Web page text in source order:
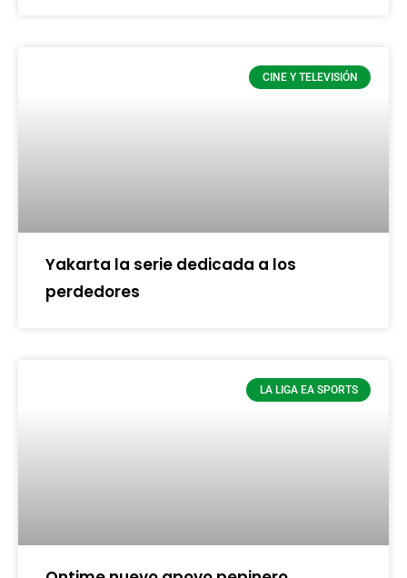
CINE Y TELEVISIÓN
Yakarta la serie dedicada a los
perdedores
LA LIGA EA SPORTS